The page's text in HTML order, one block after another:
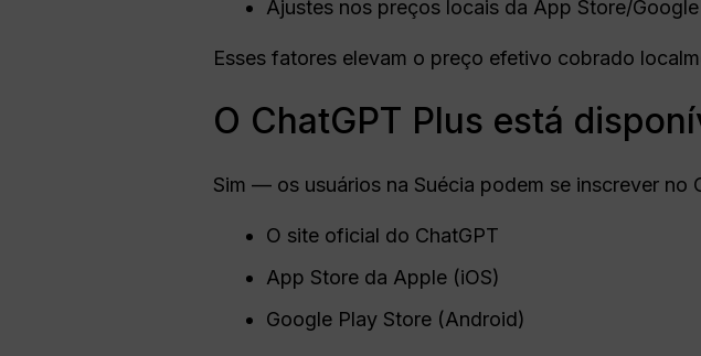
Ajustes nos preços locais da App Store/
Esses fatores elevam o preço efetivo cobrado
O ChatGPT Plus está
Sim — os usuários na Suécia podem se inscrever no
O site oficial do ChatGPT
App Store da Apple (iOS)
Google Play Store (Android)